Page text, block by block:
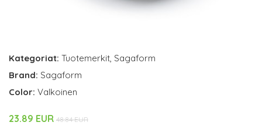
Kategoriat: Tuotemerkit, Sagaform
Brand: Sagaform
Color: Valkoinen
23.89 EUR 48.84 EUR